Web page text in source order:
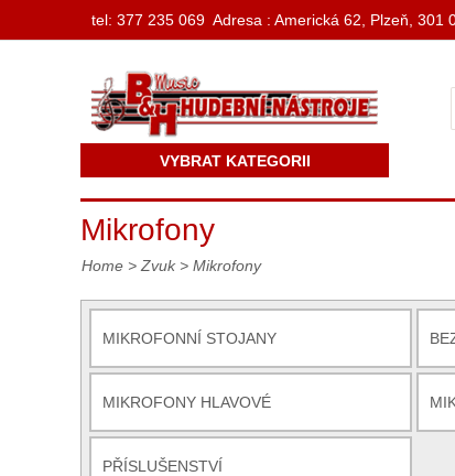
Mikrofony
Home > Zvuk> Mikrofony
MIKROFONNÍ STOJANY
MIKROFONY HLAVOVÉ
PŘÍSLUŠENSTVÍ
VYBRAT KATEGORII
tel: 377 235 069 Adresa : Americká 62, Plzeň,